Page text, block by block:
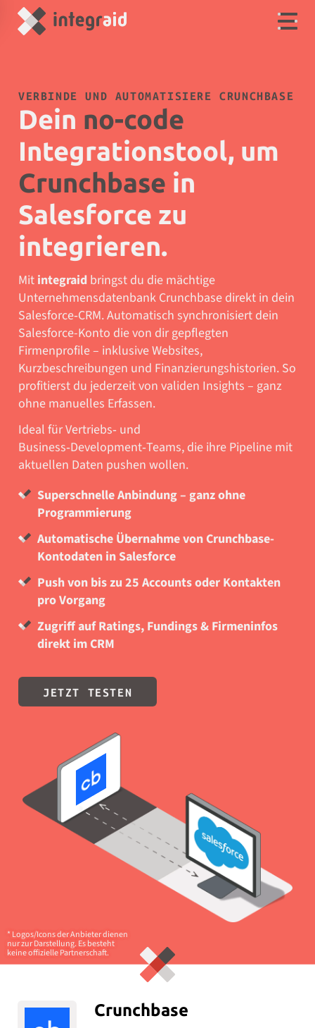
VERBINDE UND AUTOMATISIERE CRUNCHBASE
Dein no-code
Integrationstool, um
Crunchbase in
Salesforce zu
integrieren.
Mit integraid bringst du die mächtige
Unternehmensdatenbank Crunchbase direkt in dein
Salesforce‑CRM. Automatisch synchronisiert dein
Salesforce-Konto die von dir gepflegten
Firmenprofile – inklusive Websites,
Kurzbeschreibungen und Finanzierungshistorien. So
profitierst du jederzeit von validen Insights – ganz
ohne manuelles Erfassen.
Ideal für Vertriebs‑ und
Business‑Development‑Teams, die ihre Pipeline mit
aktuellen Daten pushen wollen.
Superschnelle Anbindung – ganz ohne
Programmierung
Automatische Übernahme von Crunchbase-
Kontodaten in Salesforce
Push von bis zu 25 Accounts oder Kontakten
pro Vorgang
Zugriff auf Ratings, Fundings & Firmeninfos
direkt im CRM
JETZT TESTEN
* Logos/Icons der Anbieter dienen
nur zur Darstellung. Es besteht
keine offizielle Partnerschaft.
Crunchbase